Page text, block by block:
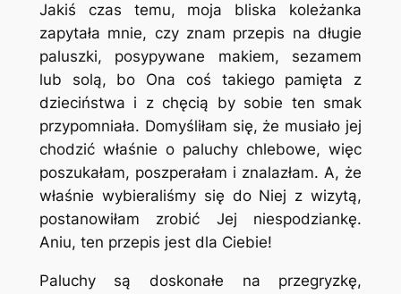
Jakiś czas temu, moja bliska koleżanka
zapytała mnie, czy znam przepis na długie
paluszki, posypywane makiem, sezamem
lub solą, bo Ona coś takiego pamięta z
dzieciństwa i z chęcią by sobie ten smak
przypomniała. Domyśliłam się, że musiało jej
chodzić właśnie o paluchy chlebowe, więc
poszukałam, poszperałam i znalazłam. A, że
właśnie wybieraliśmy się do Niej z wizytą,
postanowiłam zrobić Jej niespodziankę.
Aniu, ten przepis jest dla Ciebie!
Paluchy są doskonałe na przegryzkę,